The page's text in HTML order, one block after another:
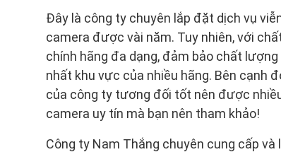
Đây là công ty chuyên lắp đặt dịch vụ
camera được vài năm. Tuy nhiên, với
chính hãng đa dạng, đảm bảo chất
nhất khu vực của nhiều hãng. Bên cạnh
của công ty tương đối tốt nên được
camera uy tín mà bạn nên tham khảo!
Công ty Nam Thắng chuyên cung cấp